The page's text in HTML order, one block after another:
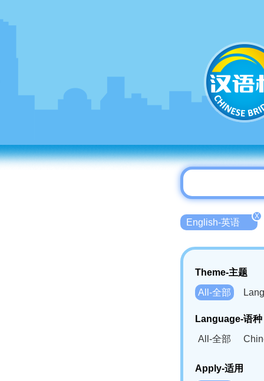
English-英语
X
Theme-主题
All-全部
Language-语种
All-全部
Bahasa
Apply-适用